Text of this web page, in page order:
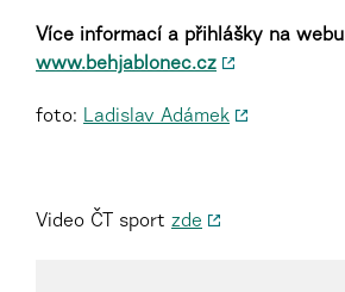
Více informací a přihlášky na webu
www.behjablonec.cz
foto: Ladislav Adámek
Video ČT sport zde